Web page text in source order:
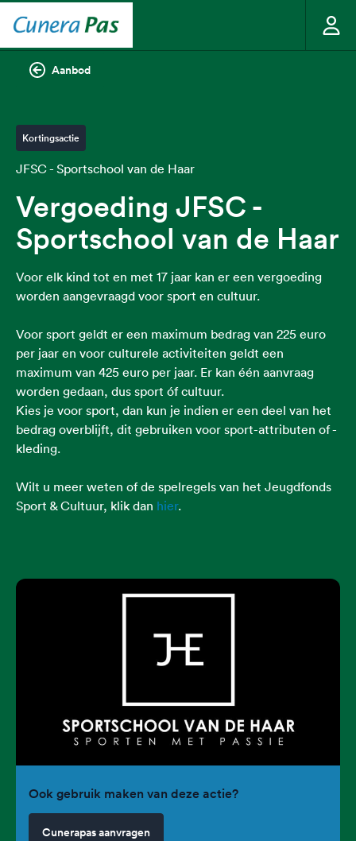
Aanbod
Kortingsactie
JFSC - Sportschool van de Haar
Vergoeding JFSC -
Sportschool van de Haar
Voor elk kind tot en met 17 jaar kan er een vergoeding
worden aangevraagd voor sport en cultuur.
Voor sport geldt er een maximum bedrag van 225 euro
per jaar en voor culturele activiteiten geldt een
maximum van 425 euro per jaar. Er kan één aanvraag
worden gedaan, dus sport óf cultuur.
Kies je voor sport, dan kun je indien er een deel van het
bedrag overblijft, dit gebruiken voor sport-attributen of -
kleding.
Wilt u meer weten of de spelregels van het Jeugdfonds
Sport & Cultuur, klik dan hier.
Ook gebruik maken van deze actie?
Cunerapas aanvragen